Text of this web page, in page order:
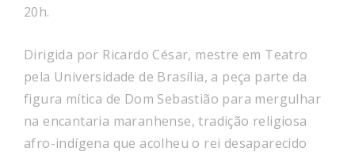
20h.
Dirigida por Ricardo César, mestre em Teatro
pela Universidade de Brasília, a peça parte da
figura mítica de Dom Sebastião para mergulhar
na encantaria maranhense, tradição religiosa
afro-indígena que acolheu o rei desaparecido